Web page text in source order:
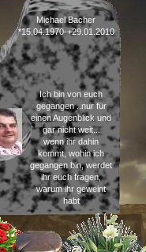
Michael Bacher
*15.04.1970-+29.01.2010
Ich bin von euch
gegangen ..nur für
einen Augenblick und
gar nicht weit...
wenn ihr dahin
kommt, wohin ich
gegangen bin, werdet
ihr euch fragen,
warum ihr geweint
habt